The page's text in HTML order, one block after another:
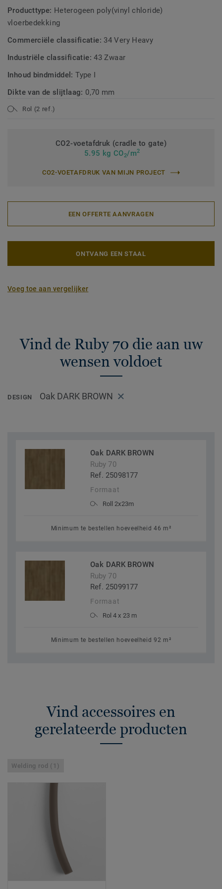
Producttype: Heterogeen poly(vinyl chloride)
vloerbedekking
Commerciële classificatie: 34 Very Heavy
Industriële classificatie:43 Zwaar
Inhoud bindmiddel:Type I
Dikte van de slijtlaag: 0,70 mm
Rol (2 ref.)
CO2-voetafdruk (cradle to gate)
5.95 kg CO2/m2
CO2-VOETAFDRUK VAN MIJN PROJECT
EEN OFFERTE AANVRAGEN
ONTVANG EEN STAAL
Voeg toe aan vergelijker
Vind de Ruby 70 die aan uw
wensen voldoet
DESIGN Oak DARK BROWN
Oak DARK BROWN
Ruby 70
Ref. 25098177
Formaat
Roll 2x23m
Minimum te bestellen hoeveelheid 46 m²
Oak DARK BROWN
Ruby 70
Ref. 25099177
Formaat
Rol 4 x 23 m
Minimum te bestellen hoeveelheid 92 m²
Vind accessoires en
gerelateerde producten
Welding rod (1)